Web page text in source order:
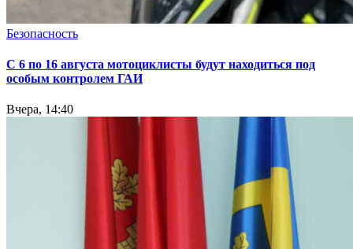
Безопасность
С 6 по 16 августа мотоциклисты будут находиться под
особым контролем ГАИ
Вчера, 14:40